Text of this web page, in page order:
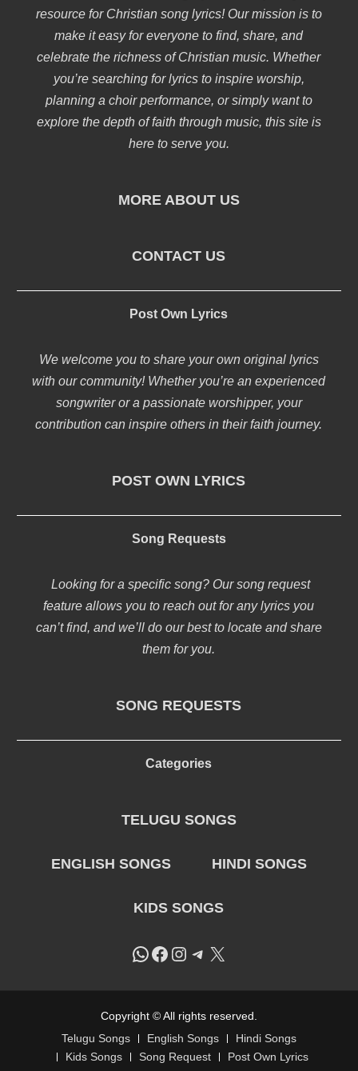
resource for Christian song lyrics! Our mission is to
make it easy for everyone to find, share, and
celebrate the richness of Christian music. Whether
you’re searching for lyrics to inspire worship,
planning a choir performance, or simply want to
explore the depth of faith through music, this site is
here to serve you.
MORE ABOUT US
CONTACT US
Post Own Lyrics
We welcome you to share your own original lyrics
with our community! Whether you’re an experienced
songwriter or a passionate worshipper, your
contribution can inspire others in their faith journey.
POST OWN LYRICS
Song Requests
Looking for a specific song? Our song request
feature allows you to reach out for any lyrics you
can’t find, and we’ll do our best to locate and share
them for you.
SONG REQUESTS
Categories
TELUGU SONGS
ENGLISH SONGS HINDI SONGS
KIDS SONGS
WhatsApp
Facebook
Instagram
Telegram
X
Copyright © All rights reserved.
Telugu Songs
English Songs
Hindi Songs
Kids Songs
Song Request
Post Own Lyrics